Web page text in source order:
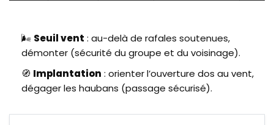
🌬️ Seuil vent : au-delà de rafales soutenues,
démonter (sécurité du groupe et du voisinage).
🧭 Implantation : orienter l’ouverture dos au vent,
dégager les haubans (passage sécurisé).